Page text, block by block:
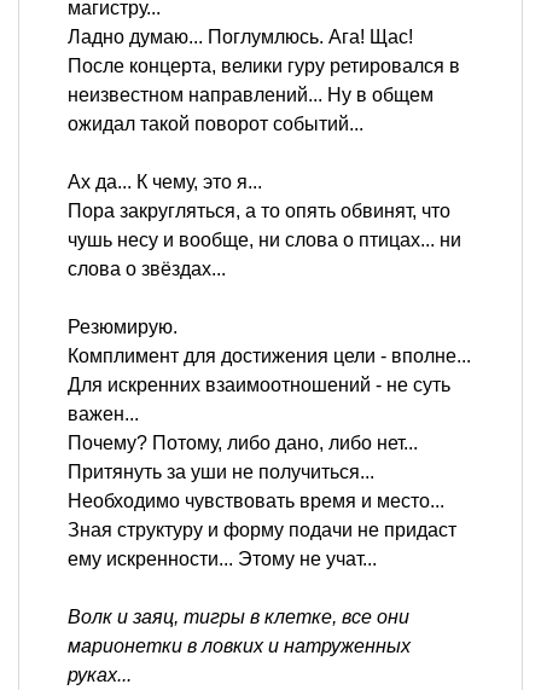
магистру...
Ладно думаю... Поглумлюсь. Ага! Щас!
После концерта, велики гуру ретировался в
неизвестном направлений... Ну в общем
ожидал такой поворот событий...
Ах да... К чему, это я...
Пора закругляться, а то опять обвинят, что
чушь несу и вообще, ни слова о птицах... ни
слова о звёздах...
Резюмирую.
Комплимент для достижения цели - вполне...
Для искренних взаимоотношений - не суть
важен...
Почему? Потому, либо дано, либо нет...
Притянуть за уши не получиться...
Необходимо чувствовать время и место...
Зная структуру и форму подачи не придаст
ему искренности... Этому не учат...
Волк и заяц, тигры в клетке, все они
марионетки в ловких и натруженных
руках...